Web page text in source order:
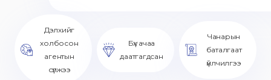
Дэлхийг
холбосон
агентын
сүлжээ
Бүх ачаа
даатгагдсан
Чанарын
баталгаат
үйлчилгээ